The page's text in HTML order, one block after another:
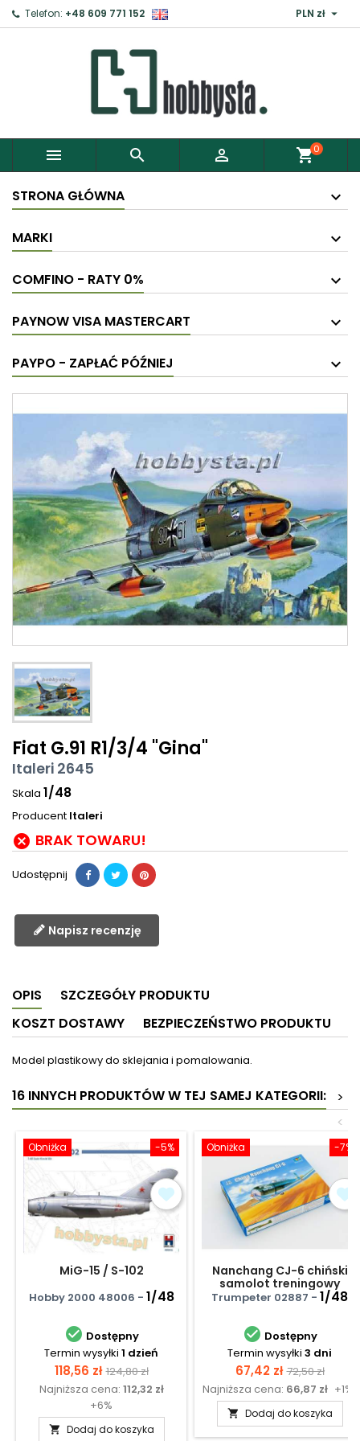
Telefon: +48 609 771 152 PLN zł 
   shopping_cart0
STRONA GŁÓWNA
MARKI
COMFINO - RATY 0%
PAYNOW VISA MASTERCART
PAYPO - ZAPŁAĆ PÓŹNIEJ
Fiat G.91 R1/3/4 "Gina"
Italeri 2645
Skala 1/48
Producent Italeri
 BRAK TOWARU!
Udostępnij
Napisz recenzję
OPIS
SZCZEGÓŁY PRODUKTU
KOSZT DOSTAWY
BEZPIECZEŃSTWO PRODUKTU
Model plastikowy do sklejania i pomalowania.
16 INNYCH PRODUKTÓW W TEJ SAMEJ KATEGORII:
>
<
-5%
Obniżka
MiG-15 / S-102
Hobby 2000 48006 - 1/48
 Dostępny
Termin wysyłki 1 dzień
Cena
118,56 zł Cena
podstawowa
124,80 zł
Najniższa cena: 112,32 zł
+6%
 Dodaj do koszyka
-7%
Obniżka
Nanchang CJ-6 chiński
samolot treningowy
Trumpeter 02887 - 1/48
 Dostępny
Termin wysyłki 3 dni
Cena
67,42 zł Cena
72,50 zł
Najniższa cena: 66,87 zł +1%
 Dodaj do koszyka